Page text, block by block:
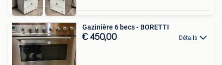
Gazinière 6 becs - BORETTI
€ 450,00 Détails